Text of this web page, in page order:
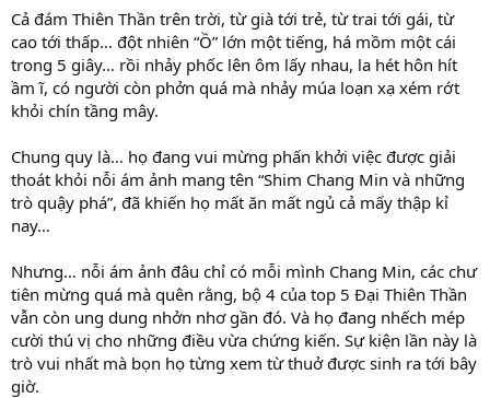
Cả đám Thiên Thần trên trời, từ già tới trẻ, từ trai tới gái, từ
cao tới thấp… đột nhiên “Ồ” lớn một tiếng, há mồm một cái
trong 5 giây… rồi nhảy phốc lên ôm lấy nhau, la hét hôn hít
ầm ĩ, có người còn phởn quá mà nhảy múa loạn xạ xém rớt
khỏi chín tầng mây.
Chung quy là… họ đang vui mừng phấn khởi việc được giải
thoát khỏi nỗi ám ảnh mang tên “Shim Chang Min và những
trò quậy phá”, đã khiến họ mất ăn mất ngủ cả mấy thập kỉ
nay…
Nhưng… nỗi ám ảnh đâu chỉ có mỗi mình Chang Min, các chư
tiên mừng quá mà quên rằng, bộ 4 của top 5 Đại Thiên Thần
vẫn còn ung dung nhởn nhơ gần đó. Và họ đang nhếch mép
cười thú vị cho những điều vừa chứng kiến. Sự kiện lần này là
trò vui nhất mà bọn họ từng xem từ thuở được sinh ra tới bây
giờ.